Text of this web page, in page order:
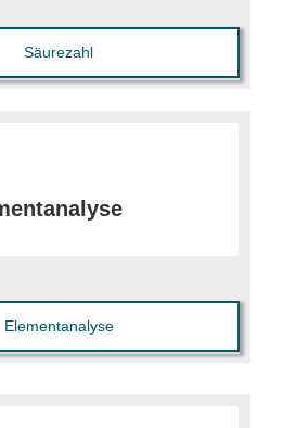
Säurezahl
um Art und Gehalt an
im Öl zu ermitteln (< 5 µm).
Elementanalyse